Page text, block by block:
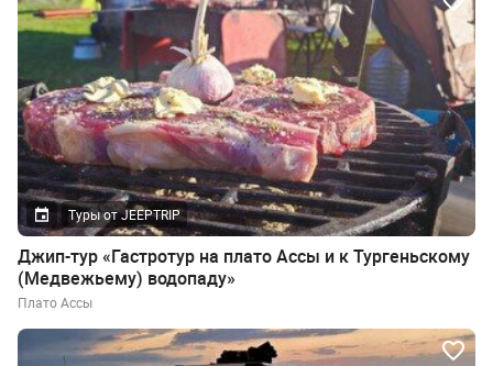
Туры от JEEPTRIP
Джип-тур «Гастротур на плато Ассы и к Тургеньскому
(Медвежьему) водопаду»
Плато Ассы